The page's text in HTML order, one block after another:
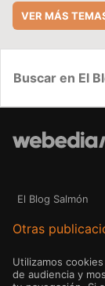
VER MÁS
El Blog Salmón
Otras
Utilizamos
de audiencia y